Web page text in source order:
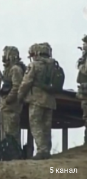
5 канал